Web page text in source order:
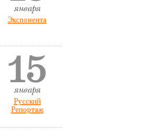
Экспонента
Русский
Репортаж